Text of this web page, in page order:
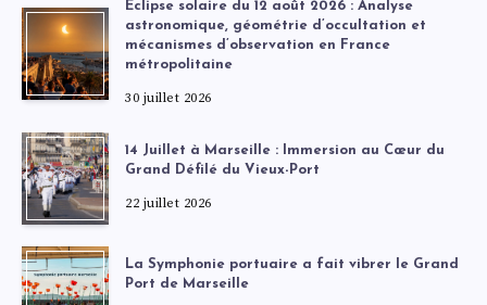
Éclipse solaire du 12 août 2026 : Analyse
astronomique, géométrie d’occultation et
mécanismes d’observation en France
métropolitaine
30 juillet 2026
14 Juillet à Marseille : Immersion au Cœur du
Grand Défilé du Vieux-Port
22 juillet 2026
La Symphonie portuaire a fait vibrer le Grand
Port de Marseille